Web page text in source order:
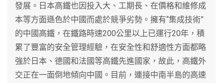
發展。日本高鐵也因投入大、工期長、在價格和維修成
本等方面遜色於中國而處於競爭劣勢。擁有“集成技術”
的中國高鐵，在鐵路時速200公里以上已運行20年，積
累了豐富的安全管理經驗，在安全性和舒適性方面都略
強於日本、德國和法國等高鐵先進國家，故此，高鐵外
交正在一面倒地傾向中國。目前，連接中南半島的高速